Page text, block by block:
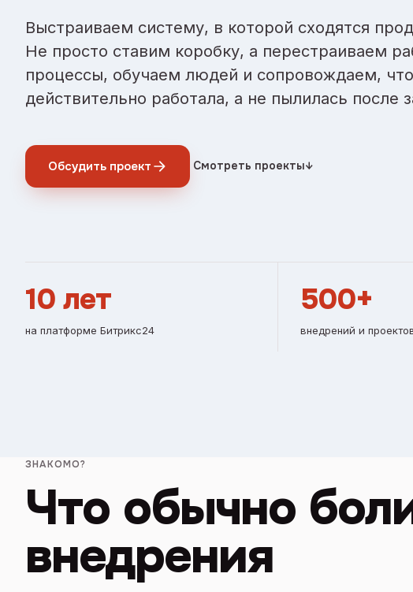
Выстраиваем систему, в которой сходятся
Не просто ставим коробку, а перестраиваем
процессы, обучаем людей и сопровождаем,
действительно работала, а не пылилась после
Обсудить проект Смотреть проекты↓
10 лет
на платформе Битрикс24
500+
внедрений и
ЗНАКОМО?
Что обычно
внедрения